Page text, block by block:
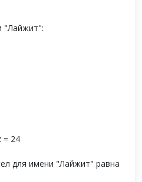
"Лайжит":
= 24
для имени "Лайжит" равна